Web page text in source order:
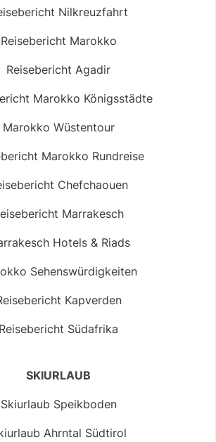
Nilkreuzfahrt
Reisebericht Marokko
Reisebericht Agadir
Marokko Königsstädte
Marokko Wüstentour
Marokko Rundreise
Chefchaouen
Marrakesch
Hotels & Riads
Sehenswürdigkeiten
Kapverden
Reisebericht Südafrika
SKIURLAUB
Skiurlaub Speikboden
Ahrntal Südtirol